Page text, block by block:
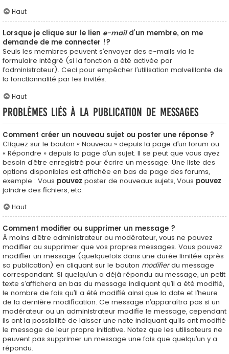
Haut
Lorsque je clique sur le lien e-maild’un membre, on me
demande de me connecter !?
Seuls les membres peuvent s’envoyer des e-mails via le
formulaire intégré (si la fonction a été activée par
l’administrateur). Ceci pour empêcher l’utilisation malveillante de
la fonctionnalité par les invités.
Haut
Problèmes liés à la publication de messages
Comment créer un nouveau sujet ou poster une réponse ?
Cliquez sur le bouton « Nouveau » depuis la page d’un forum ou
« Répondre » depuis la page d’un sujet. Il se peut que vous ayez
besoin d’être enregistré pour écrire un message. Une liste des
options disponibles est affichée en bas de page des forums,
exemple : Vous pouvez poster de nouveaux sujets, Vous pouvez
joindre des fichiers, etc.
Haut
Comment modifier ou supprimer un message ?
À moins d’être administrateur ou modérateur, vous ne pouvez
modifier ou supprimer que vos propres messages. Vous pouvez
modifier un message (quelquefois dans une durée limitée après
sa publication) en cliquant sur le bouton modifierdu message
correspondant. Si quelqu’un a déjà répondu au message, un petit
texte s’affichera en bas du message indiquant qu’il a été modifié,
le nombre de fois qu’il a été modifié ainsi que la date et l’heure
de la dernière modification. Ce message n’apparaîtra pas si un
modérateur ou un administrateur modifie le message, cependant
ils ont la possibilité de laisser une note indiquant qu’ils ont modifié
le message de leur propre initiative. Notez que les utilisateurs ne
peuvent pas supprimer un message une fois que quelqu’un y a
répondu.